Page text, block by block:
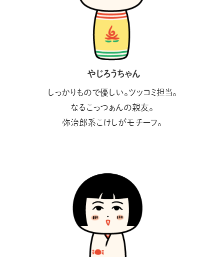
やじろうちゃん
しっかりもので優しい。ツッコミ担当。
なるこっつぁんの親友。
弥治郎系こけしがモチーフ。